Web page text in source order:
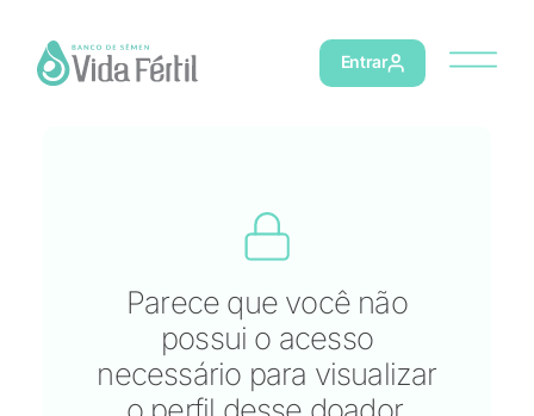
Entrar
Parece que você não
possui o acesso
necessário para visualizar